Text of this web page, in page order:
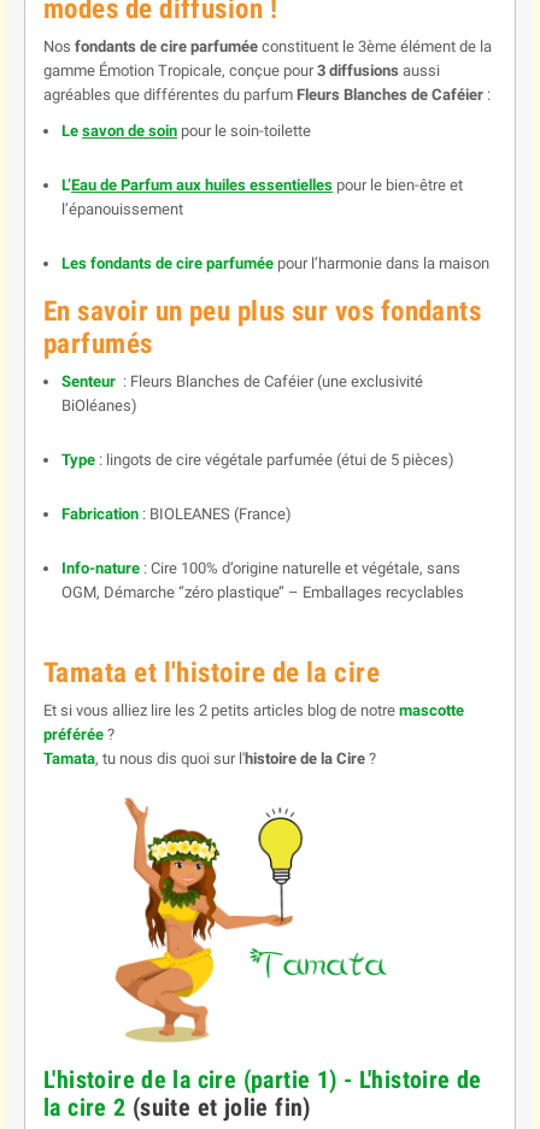
modes de diffusion !
Nos fondants de cire parfumée constituent le 3ème élément de la
gamme Émotion Tropicale, conçue pour3 diffusions aussi
agréables que différentes du parfum Fleurs Blanches de Caféier :
Le savon de soin pour le soin-toilette
L’Eau de Parfum aux huiles essentielles pour le bien-être et
l’épanouissement
Les fondants de cire parfumée pour l’harmonie dans la maison
En savoir un peu plus sur vos fondants
parfumés
Senteur : Fleurs Blanches de Caféier (une exclusivité
BiOléanes)
Type : lingots de cire végétale parfumée (étui de 5 pièces)
Fabrication : BIOLEANES (France)
Info-nature : Cire 100% d’origine naturelle et végétale, sans
OGM, Démarche ‘’zéro plastique’’ – Emballages recyclables
Tamata et l'histoire de la cire
Et si vous alliez lire les 2 petits articles blog de notre mascotte
préférée ?
Tamata, tu nous dis quoi sur l'histoire de la Cire ?
L'histoire de la cire (partie 1) - L'histoire de
la cire 2 (suite et jolie fin)